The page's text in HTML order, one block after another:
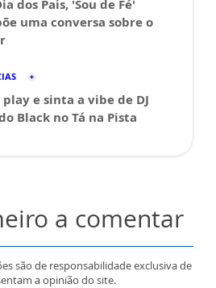
dos Pais, 'Sou de Fé'
uma conversa sobre o
play e sinta a vibe de DJ
Black no Tá na Pista
a comentar
são de responsabilidade exclusiva de
a opinião do site.